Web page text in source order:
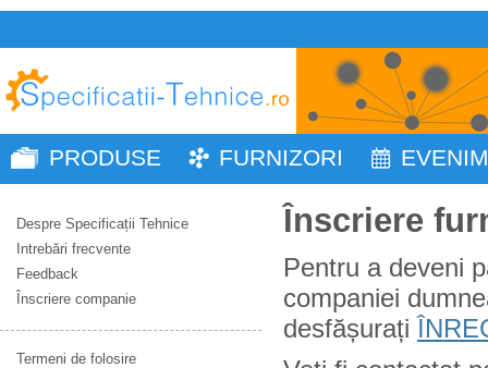
PRODUSE FURNIZORI
Despre Specificații Tehnice
Intrebări frecvente
Feedback
Înscriere companie
Termeni de folosire
Înscriere
Pentru a deveni
companiei
desfășurați